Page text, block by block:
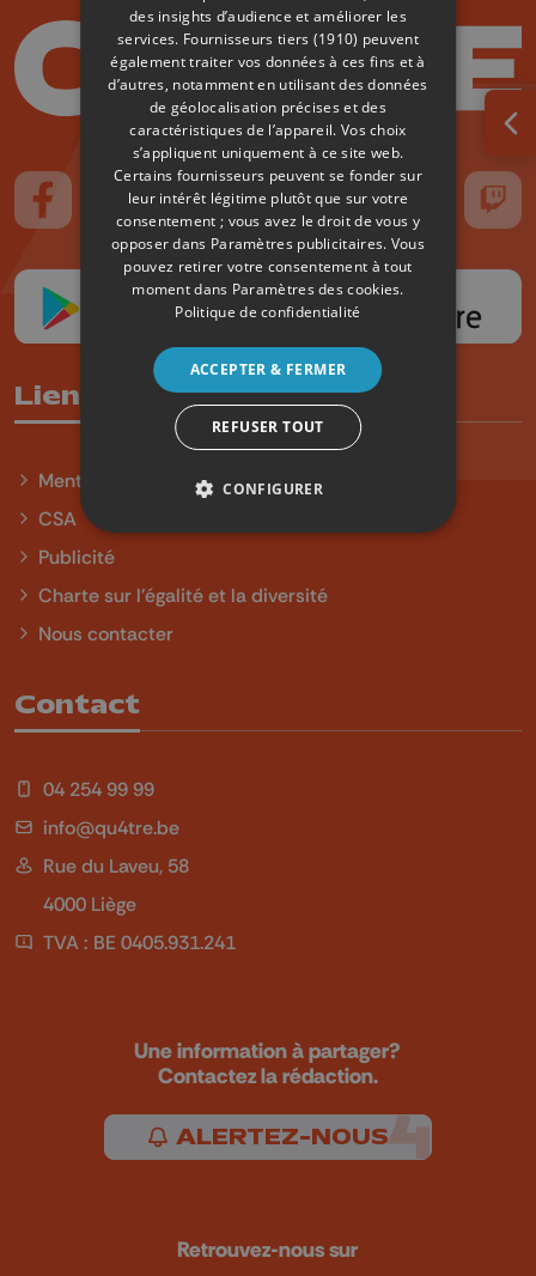
Suivez-nous sur FaceBook
Suivez-nous sur Instagram
Suivez-nous sur TikTokSuivez-nous sur YouTube
Suivez-nous
Liens utiles
Mentions légales
CSA
Publicité
Charte sur l'égalité et la diversité
Nous contacter
Contact
04 254 99 99
info@qu4tre.be
Rue du Laveu, 58
4000 Liège
TVA : BE 0405.931.241
Une information à partager?
Contactez la rédaction.
ALERTEZ-NOUS
Retrouvez-nous sur
des insights d’audience et améliorer les
services. Fournisseurs tiers (1910) peuvent
également traiter vos données à ces fins et à
d’autres, notamment en utilisant des données
de géolocalisation précises et des
caractéristiques de l’appareil. Vos choix
s’appliquent uniquement à ce site web.
Certains fournisseurs peuvent se fonder sur
leur intérêt légitime plutôt que sur votre
consentement ; vous avez le droit de vous y
opposer dans Paramètres publicitaires. Vous
pouvez retirer votre consentement à tout
moment dans Paramètres des cookies.
Politique de confidentialité
ACCEPTER & FERMER
REFUSER TOUT
CONFIGURER